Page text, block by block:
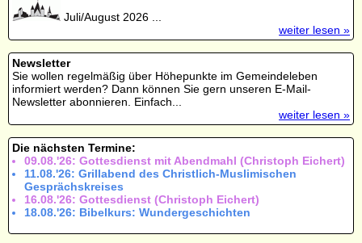
Juli/August 2026 ...
weiter lesen »
Newsletter
Sie wollen regelmäßig über Höhepunkte im Gemeindeleben
informiert werden? Dann können Sie gern unseren E-Mail-
Newsletter abonnieren. Einfach...
weiter lesen »
Die nächsten Termine:
09.08.'26: Gottesdienst mit Abendmahl (Christoph Eichert)
11.08.'26: Grillabend des Christlich-Muslimischen
Gesprächskreises
16.08.'26: Gottesdienst (Christoph Eichert)
18.08.'26: Bibelkurs: Wundergeschichten